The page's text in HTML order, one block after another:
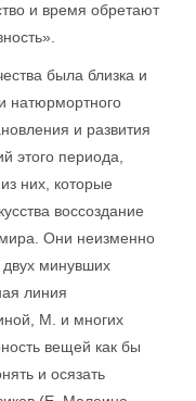
и время обретают
была близка и
натюрмортного
и развития
этого периода,
них, которые
воссоздание
Они неизменно
двух минувших
линия
М. и многих
вещей как бы
и осязать